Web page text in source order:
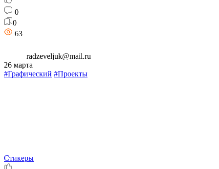
0
0
63
radzeveljuk@mail.ru
26 марта
#Графический #Проекты
Стикеры